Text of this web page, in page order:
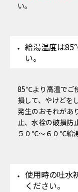
い。
給湯温度は
い。
85℃より高温でご
損して、やけどを
発生のおそれがあ
止、水栓の破損防
５０℃～６０℃給
使用時の吐水
ください。